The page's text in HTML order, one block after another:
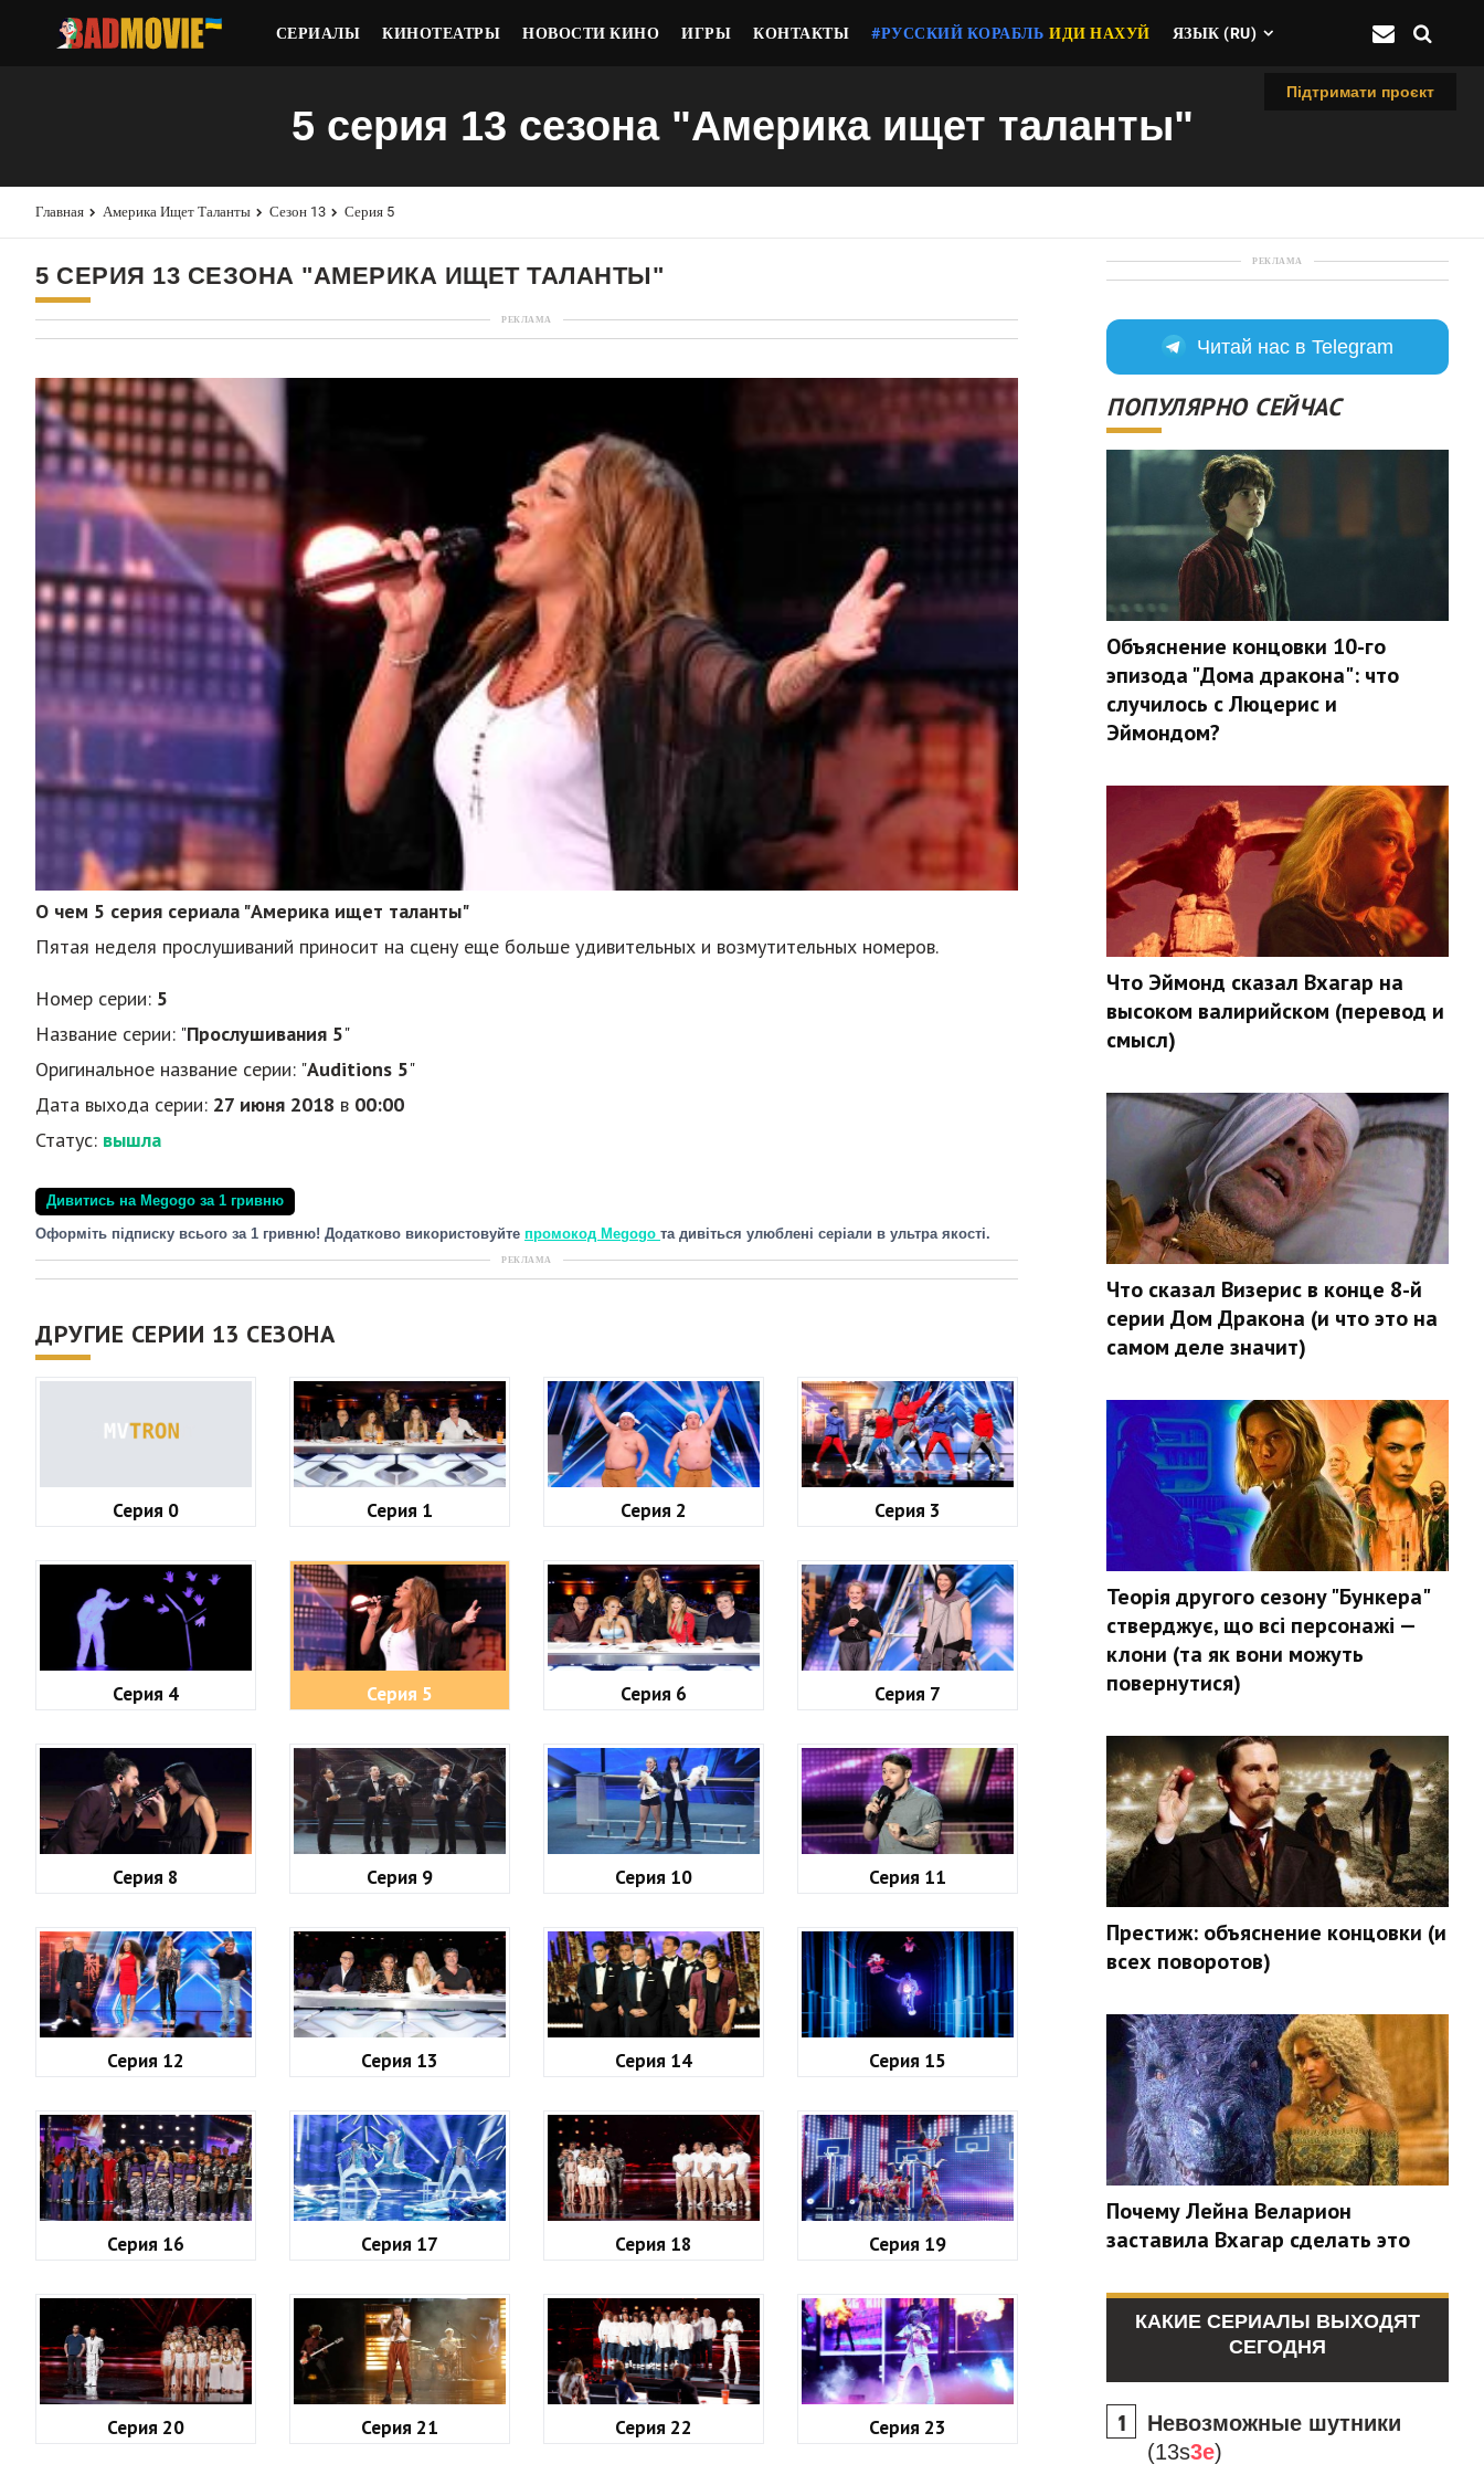
СЕРИАЛЫ КИНОТЕАТРЫ НОВОСТИ КИНО ИГРЫ КОНТАКТЫ #РУССКИЙ КОРАБЛЬ ИДИ НАХУЙ ЯЗЫК (RU)
Підтримати проєкт
5 серия 13 сезона "Америка ищет таланты"
Главная Америка Ищет Таланты Сезон 13 Серия 5
5 СЕРИЯ 13 СЕЗОНА "АМЕРИКА ИЩЕТ ТАЛАНТЫ"
РЕКЛАМА
О чем 5 серия сериала "Америка ищет таланты"
Пятая неделя прослушиваний приносит на сцену еще больше удивительных и возмутительных номеров.
Номер серии: 5
Название серии: "Прослушивания 5"
Оригинальное название серии: "Auditions 5"
Дата выхода серии: 27 июня 2018 в 00:00
Статус: вышла
Дивитись на Megogo за 1 гривню
Оформіть підписку всього за 1 гривню! Додатково використовуйте промокод Megogo та дивіться улюблені серіали в ультра якості.
РЕКЛАМА
ДРУГИЕ СЕРИИ 13 СЕЗОНА
Серия 0 Серия 1 Серия 2 Серия 3
Серия 4 Серия 5 Серия 6 Серия 7
Серия 8 Серия 9 Серия 10 Серия 11
Серия 12 Серия 13 Серия 14 Серия 15
Серия 16 Серия 17 Серия 18 Серия 19
Серия 20 Серия 21 Серия 22 Серия 23
РЕКЛАМА
Читай нас в Telegram
ПОПУЛЯРНО СЕЙЧАС
Объяснение концовки 10-го
эпизода "Дома дракона": что
случилось с Люцерис и
Эймондом?
Что Эймонд сказал Вхагар на
высоком валирийском (перевод и
смысл)
Что сказал Визерис в конце 8-й
серии Дом Дракона (и что это на
самом деле значит)
Теорія другого сезону "Бункера"
стверджує, що всі персонажі —
клони (та як вони можуть
повернутися)
Престиж: объяснение концовки (и
всех поворотов)
Почему Лейна Веларион
заставила Вхагар сделать это
КАКИЕ СЕРИАЛЫ ВЫХОДЯТ
СЕГОДНЯ
Невозможные шутники
(13s3e)